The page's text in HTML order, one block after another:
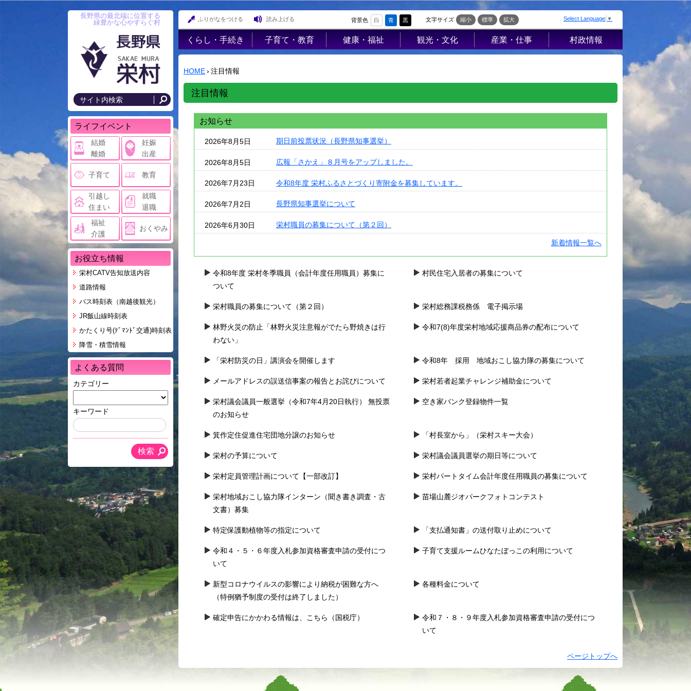
長野県の最北端に位置する
緑豊かな心やすらぐ村
ライフイベント
結婚
離婚
妊娠
出産
子育て 教育
引越し
住まい
就職
退職
福祉
介護
おくやみ
お役立ち情報
栄村CATV告知放送内容
道路情報
バス時刻表（南越後観光）
JR飯山線時刻表
かたくり号(ﾃﾞﾏﾝﾄﾞ交通)時刻表
降雪・積雪情報
よくある質問
カテゴリー
キーワード
ふりがなをつける 読み上げる 背景色 白 青 黒 文字サイズ 縮小 標準 拡大 Select Language ▼
くらし・手続き
戸籍・印鑑登
録・住民登録
年金
国民健康保険・
税金･各種使用料
住まい･村営住宅
上水道・農業集
交通安全・防犯
環境・ごみ・リ
相談窓口
り号ダイヤ
ペット
ケーブルテレビ
子育て・教育
子育て支援
母子の保健
小学校・中学校
学校教育
公民館図書室
健康・福祉
高齢者福祉
母子保健
健康増進
食育
すみれの家
AED
観光・文化
観光
らっせ」
アンテナショッ
産業・仕事
届出・証明・法
入札・契約
支援・企業立地
村政情報
村の概要
人事・職員募集
村の歴史
過去のお知らせ
栄村地震
HOME› 注目情報
注目情報
お知らせ
2026年8月5日 期日前投票状況（長野県知事選挙）
2026年8月5日 広報「さかえ」８月号をアップしました。
2026年7月23日 令和8年度 栄村ふるさとづくり寄附金を募集しています。
2026年7月2日 長野県知事選挙について
2026年6月30日 栄村職員の募集について（第２回）
新着情報一覧へ
令和8年度 栄村冬季職員（会計年度任用職員）募集に
ついて
村民住宅入居者の募集について
栄村職員の募集について（第２回） 栄村総務課税務係 電子掲示場
林野火災の防止「林野火災注意報がでたら野焼きは行
わない」
令和7(8)年度栄村地域応援商品券の配布について
「栄村防災の日」講演会を開催します 令和8年 採用 地域おこし協力隊の募集について
メールアドレスの誤送信事案の報告とお詫びについて 栄村若者起業チャレンジ補助金について
栄村議会議員一般選挙（令和7年4月20日執行） 無投票
のお知らせ
空き家バンク登録物件一覧
箕作定住促進住宅団地分譲のお知らせ 「村長室から」（栄村スキー大会）
栄村の予算について 栄村議会議員選挙の期日等について
栄村定員管理計画について【一部改訂】 栄村パートタイム会計年度任用職員の募集について
栄村地域おこし協力隊インターン（聞き書き調査・古
文書）募集
苗場山麓ジオパークフォトコンテスト
特定保護動植物等の指定について 「支払通知書」の送付取り止めについて
令和４・５・６年度入札参加資格審査申請の受付につ
いて
子育て支援ルームひなたぼっこの利用について
新型コロナウイルスの影響により納税が困難な方へ
（特例猶予制度の受付は終了しました）
各種料金について
確定申告にかかわる情報は、こちら（国税庁）
令和７・８・９年度入札参加資格審査申請の受付につ
いて
ページトップへ